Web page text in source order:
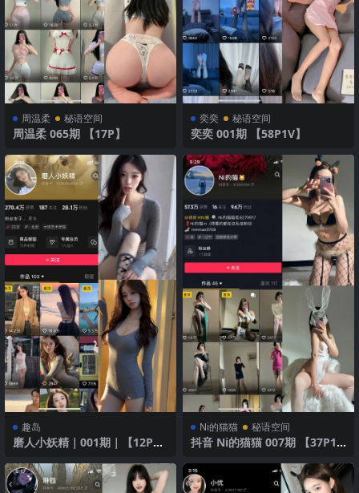
周温柔 秘语空间
周温柔 065期 【17P】
奕奕 秘语空间
奕奕 001期 【58P1V】
趣岛
磨人小妖精｜001期｜【12P6
Ni的猫猫 秘语空间
抖音 Ni的猫猫 007期 【37P1